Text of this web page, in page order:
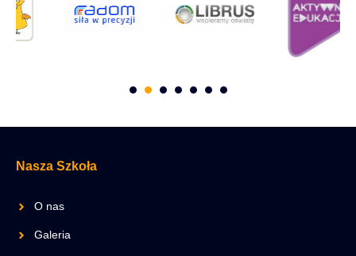
Nasza Szkoła
O nas
Galeria